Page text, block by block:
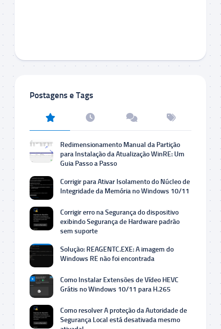
Postagens e Tags
Redimensionamento Manual da Partição
para Instalação da Atualização WinRE: Um
Guia Passo a Passo
Corrigir para Ativar Isolamento do Núcleo de
Integridade da Memória no Windows 10/11
Corrigir erro na Segurança do dispositivo
exibindo Segurança de Hardware padrão
sem suporte
Solução: REAGENTC.EXE: A imagem do
Windows RE não foi encontrada
Como Instalar Extensões de Vídeo HEVC
Grátis no Windows 10/11 para H.265
Como resolver A proteção da Autoridade de
Segurança Local está desativada mesmo